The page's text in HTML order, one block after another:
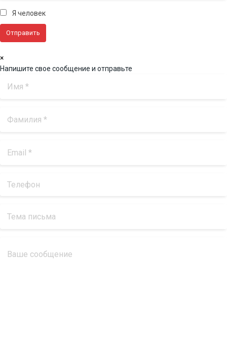
Я человек
×
Напишите свое сообщение и отправьте